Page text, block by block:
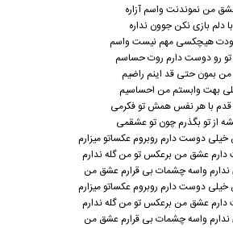
من نموندنت واسم آزاره
با دلم بازی نکن جوون نداره
هیچکسی مهم نیست واسم
رو دوست دارم روت حساسم
من بمون حتی قد اینم راضیم
بهت وابستم من احساسیم
قدم با هر نفس همش تو فکرمی
از تو بگذرم چون تو عشقمی
دوست دارم روبروم عکساتو میزارم
عشق من برعکس تو من گله ندارم
واسه چشمات بی قرارم عشق من
دوست دارم روبروم عکساتو میزارم
عشق من برعکس تو من گله ندارم
واسه چشمات بی قرارم عشق من